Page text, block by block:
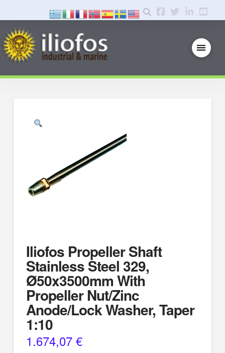
Iliofos Propeller Shaft
Stainless Steel 329,
Ø50x3500mm With
Propeller Nut/Zinc
Anode/Lock Washer, Taper
1:10
1.674,07 €